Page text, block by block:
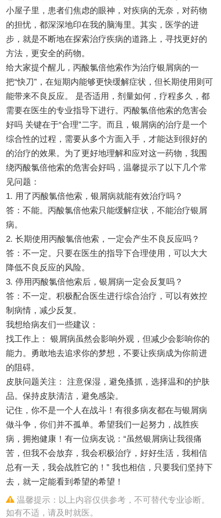
小屋子里，患者们焦虑的眼神，对疾病的无奈，对药物
的担忧，都深深地印在我的脑海里。其实，医学的进
步，就是不断地在探索治疗疾病的道路上，寻找更好的
方法，更安全的药物。
给大家提个醒儿，丙酸氯倍他索作为治疗银屑病的一
把“快刀”，在短期内能够更快缓解症状，但长期使用则可
能带来不良反应。 是否适用，剂量如何，疗程多久，都
需要在医生的专业指导下进行。丙酸氯倍他索的危害会
好吗 关键在于“合理”二字。而且，银屑病的治疗是一个
综合性的过程，需要从多个方面入手，才能达到很好的
的治疗的效果。为了更好地理解和应对这一药物，我围
绕丙酸氯倍他索的危害会好吗，温馨提示了以下几个常
见问题：
1. 用了丙酸氯倍他索，银屑病就能有效治疗吗？
答：不能。丙酸氯倍他索只能缓解症状，不能治疗银屑
病。
2. 长期使用丙酸氯倍他索，一定会产生不良反应吗？
答：不一定。只要在医生的指导下合理使用，可以大大
降低不良反应的风险。
3. 停用丙酸氯倍他索后，银屑病一定会反复吗？
答：不一定。积极配合医生进行综合治疗，可以有效控
制病情，减少反复。
我想给病友们一些建议：
找工作上： 银屑病虽然会影响外观，但减少会影响你的
能力。勇敢地去追求你的梦想，不要让疾病成为你前进
的阻碍。
皮肤问题关注： 注意保湿，避免搔抓，选择温和的护肤
品。保持皮肤清洁，避免感染。
记住，你不是一个人在战斗！有很多病友都在与银屑病
做斗争，你们并不孤单。希望我们一起努力，战胜疾
病，拥抱健康！有一位病友说：“虽然银屑病让我很痛
苦，但我不会放弃，我会积极治疗，好好生活，我相信
总有一天，我会战胜它的！” 我也相信，只要我们坚持下
去，就一定能看到希望的希望！
温馨提示：以上内容仅供参考，不可替代专业诊断。
如有不适，请及时就医。